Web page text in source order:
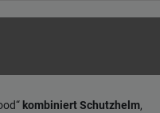
kombiniertSchutzhelm,